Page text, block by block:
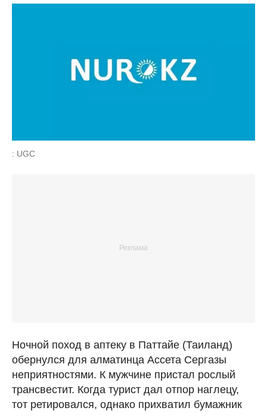
: UGC
Ночной поход в аптеку в Паттайе (Таиланд)
обернулся для алматинца Ассета Сергазы
неприятностями. К мужчине пристал рослый
трансвестит. Когда турист дал отпор наглецу,
тот ретировался, однако прихватил бумажник